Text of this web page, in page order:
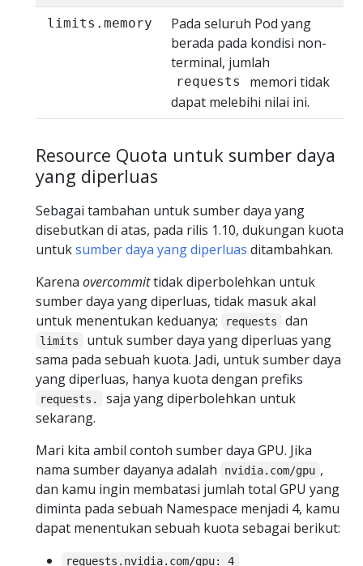
limits.memory
Pada seluruh Pod yang
berada pada kondisi non-
terminal, jumlah
requests
memori tidak
dapat melebihi nilai ini.
Resource Quota untuk sumber daya
yang diperluas
Sebagai tambahan untuk sumber daya yang
disebutkan di atas, pada rilis 1.10, dukungan kuota
untuksumber daya yang diperluas ditambahkan.
Karena overcommittidak diperbolehkan untuk
sumber daya yang diperluas, tidak masuk akal
untuk menentukan keduanya;
requests dan
limits
untuk sumber daya yang diperluas yang
sama pada sebuah kuota. Jadi, untuk sumber daya
yang diperluas, hanya kuota dengan prefiks
requests.
saja yang diperbolehkan untuk
sekarang.
Mari kita ambil contoh sumber daya GPU. Jika
nama sumber dayanya adalah
nvidia.com/gpu ,
dan kamu ingin membatasi jumlah total GPU yang
diminta pada sebuah Namespace menjadi 4, kamu
dapat menentukan sebuah kuota sebagai berikut:
requests.nvidia.com/gpu: 4